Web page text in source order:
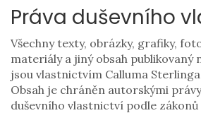
Práva duševního
Všechny texty, obrázky, grafiky,
materiály a jiný obsah publikovaný
jsou vlastnictvím Calluma
Obsah je chráněn autorskými
duševního vlastnictví podle zákonů